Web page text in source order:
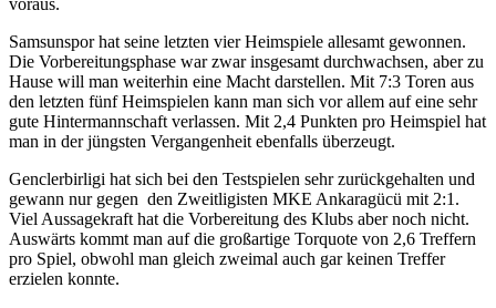
Samsunspor hat seine letzten vier Heimspiele allesamt gewonnen.
Die Vorbereitungsphase war zwar insgesamt durchwachsen, aber zu
Hause will man weiterhin eine Macht darstellen. Mit 7:3 Toren aus
den letzten fünf Heimspielen kann man sich vor allem auf eine sehr
gute Hintermannschaft verlassen. Mit 2,4 Punkten pro Heimspiel hat
man in der jüngsten Vergangenheit ebenfalls überzeugt.
Genclerbirligi hat sich bei den Testspielen sehr zurückgehalten und
gewann nur gegen den Zweitligisten MKE Ankaragücü mit 2:1.
Viel Aussagekraft hat die Vorbereitung des Klubs aber noch nicht.
Auswärts kommt man auf die großartige Torquote von 2,6 Treffern
pro Spiel, obwohl man gleich zweimal auch gar keinen Treffer
erzielen konnte.